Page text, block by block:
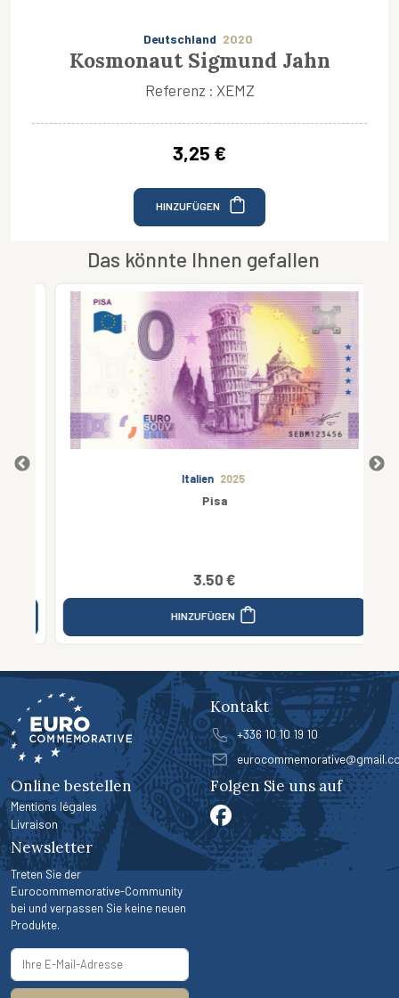
Deutschland 2020
Kosmonaut Sigmund Jahn
Referenz : XEMZ
3,25 €
HINZUFÜGEN
Das könnte Ihnen gefallen
Italien 2025
Pisa
3.50 €
HINZUFÜGEN
Kontakt
+336 10 10 19 10
Online bestellen
Mentions légales
Livraison
Folgen Sie uns auf
Newsletter
Treten Sie der
Eurocommemorative-Community
bei und verpassen Sie keine neuen
Produkte.